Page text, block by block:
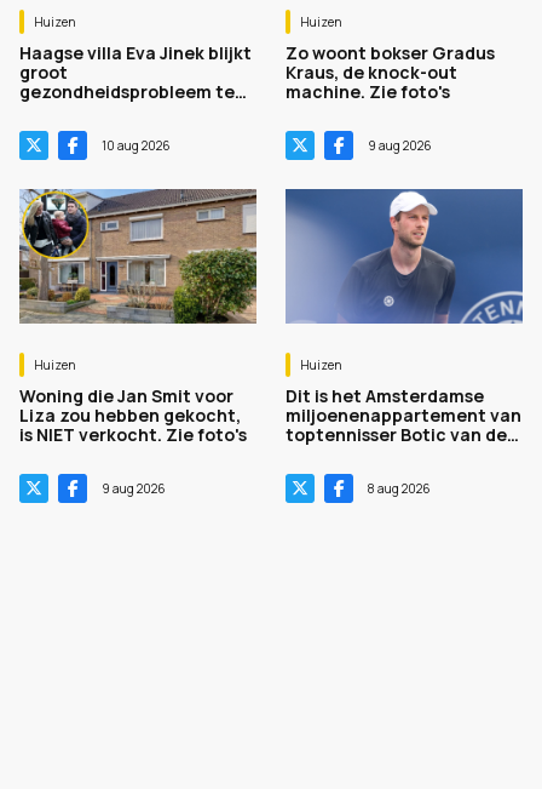
Huizen
Haagse villa Eva Jinek blijkt
groot
gezondheidsprobleem te
10 aug 2026
Huizen
Zo woont bokser Gradus
Kraus, de knock-out
machine. Zie foto's
9 aug 2026
Huizen
Woning die Jan Smit voor
Liza zou hebben gekocht,
is NIET verkocht. Zie foto's
9 aug 2026
Huizen
Dit is het Amsterdamse
miljoenenappartement van
toptennisser Botic van de
8 aug 2026